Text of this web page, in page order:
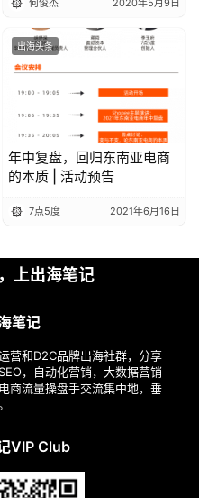
何俊杰 2020年5月9日
出海头条
年中复盘，回归东南亚电商
的本质 | 活动预告
7点5度 2021年6月16日
上出海笔记
笔记
营和D2C品牌出海社群，分享
，自动化营销，大数据营销
商流量操盘手交流集中地，垂
VIP Club